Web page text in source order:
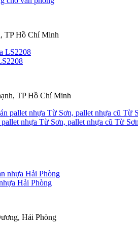
TP Hồ Chí Minh
TP Hồ Chí Minh
nhựa Từ Sơn, pallet nhựa cũ Từ
Hải Phòng
Hải Phòng